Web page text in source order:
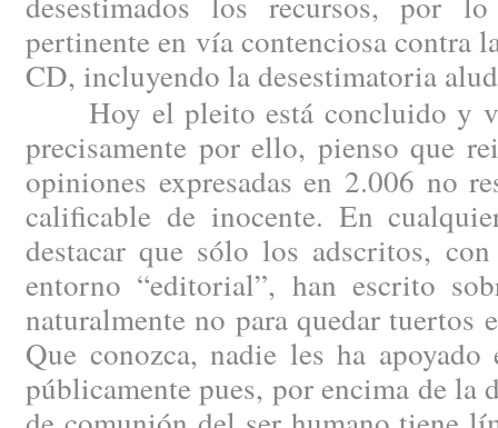
pertinente en vía contenciosa contra
CD, incluyendo la desestimatoria
Hoy el pleito está concluido y
precisamente por ello, pienso que
opiniones expresadas en 2.006 no
calificable de inocente. En
destacar que sólo los adscritos,
entorno “editorial”, han escrito
naturalmente no para quedar tuertos
Que conozca, nadie les ha
públicamente pues, por encima de la